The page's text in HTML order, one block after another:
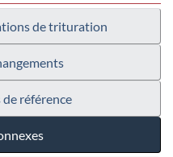
de trituration
référence